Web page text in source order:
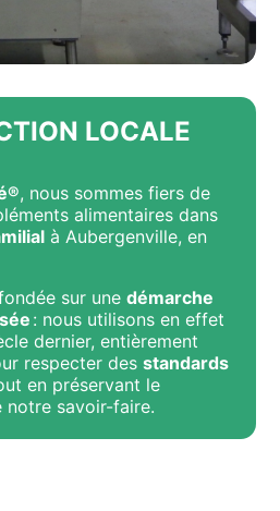
LOCALE
, nous sommes fiers de
alimentaires dans
à Aubergenville, en
sur unedémarche
: nous utilisons en effet
dernier, entièrement
respecter desstandards
en préservant le
notre savoir-faire.